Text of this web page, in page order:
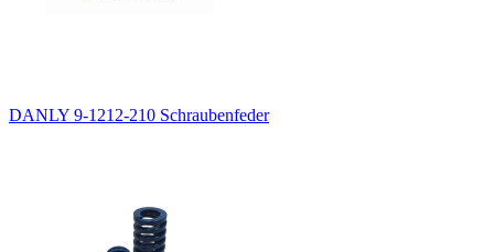
DANLY 9-1212-210 Schraubenfeder